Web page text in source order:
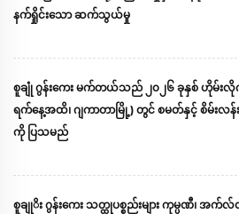
နက်ရှိုင်းသော ဆက်သွယ်မှု
စူချုံ ဂွန်းကေး မက်တယ်သည် ၂၀၂၆ ခုနှစ် ဟိုမ်းလို
ရက်နေ့အထိ၊ ဂျကာတာမြို့) တွင် စမတ်နှင့် စိမ်းလန်
ကို ပြသမည်
စူချုိး ဂွန်းကေး သတ္ထုပစ္စည်းများ ကုမ္ပဏီ၊ အ